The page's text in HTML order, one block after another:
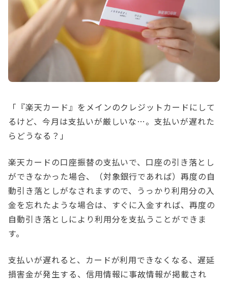
「『楽天カード』をメインのクレジットカードにして
るけど、今月は支払いが厳しいな…。支払いが遅れた
らどうなる？」
楽天カードの口座振替の支払いで、口座の引き落とし
ができなかった場合、（対象銀行であれば）再度の自
動引き落としがなされますので、うっかり利用分の入
金を忘れたような場合は、すぐに入金すれば、再度の
自動引き落としにより利用分を支払うことができま
す。
支払いが遅れると、カードが利用できなくなる、遅延
損害金が発生する、信用情報に事故情報が掲載され